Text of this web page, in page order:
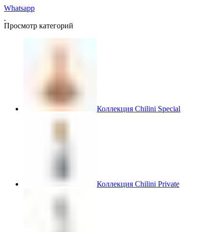
Whatsapp
Просмотр категорий
Коллекция Chilini Special
Коллекция Chilini Private